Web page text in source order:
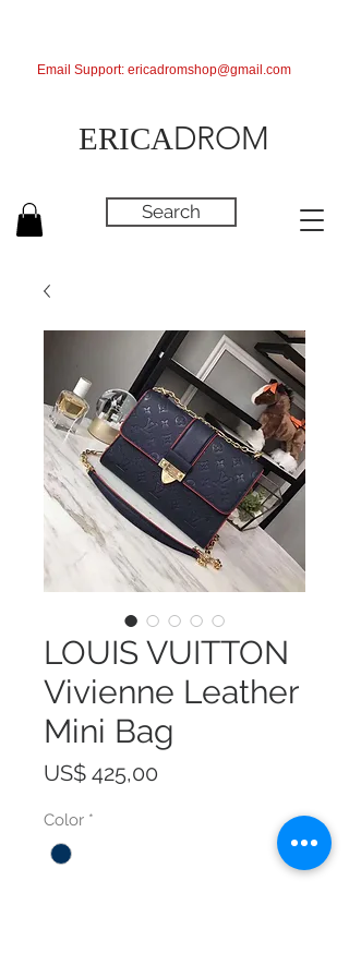
ERICADROM
Search
Email Support: ericadromshop@gmail.com
LOUIS VUITTON
Vivienne Leather
Mini Bag
US$ 425,00
Color *